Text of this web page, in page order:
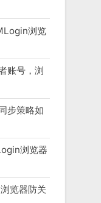
浏览
账号，浏
步策略如
浏览器
览器防关